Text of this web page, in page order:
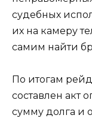
судебных
их на камеру
самим найти
По итогам
составлен акт
сумму долга и